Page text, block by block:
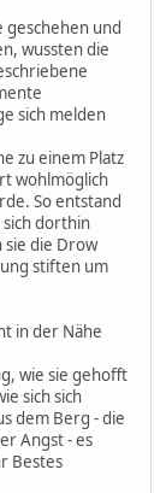
geschehen und
wussten die
sich melden
zu einem Platz
wohlmöglich
So entstand
sich dorthin
die Drow
stiften um
in der Nähe
wie sie gehofft
sich sich
dem Berg - die
Angst - es
Bestes